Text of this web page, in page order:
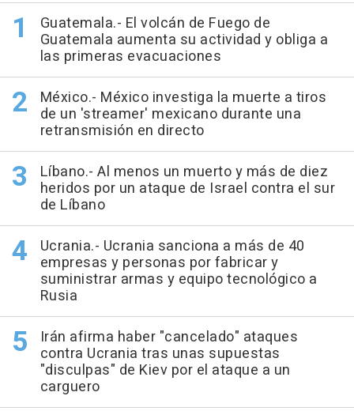
Guatemala.- El volcán de Fuego de
Guatemala aumenta su actividad y obliga a
las primeras evacuaciones
México.- México investiga la muerte a tiros
de un 'streamer' mexicano durante una
retransmisión en directo
Líbano.- Al menos un muerto y más de diez
heridos por un ataque de Israel contra el sur
de Líbano
Ucrania.- Ucrania sanciona a más de 40
empresas y personas por fabricar y
suministrar armas y equipo tecnológico a
Rusia
Irán afirma haber "cancelado" ataques
contra Ucrania tras unas supuestas
"disculpas" de Kiev por el ataque a un
carguero